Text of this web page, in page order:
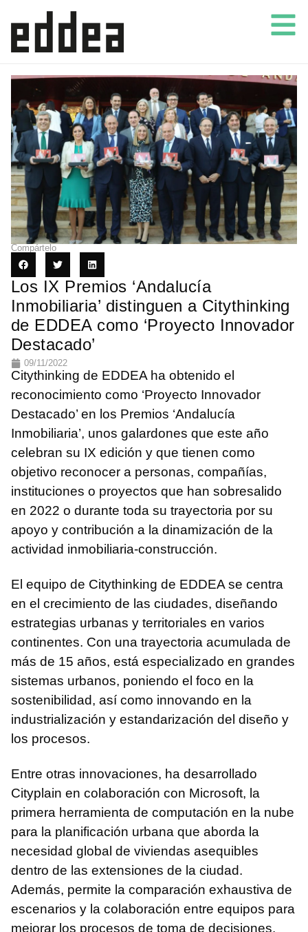
Compártelo
Los IX Premios ‘Andalucía
Inmobiliaria’ distinguen a Citythinking
de EDDEA como ‘Proyecto Innovador
Destacado’
09/11/2022
Citythinking de EDDEA ha obtenido el
reconocimiento como ‘Proyecto Innovador
Destacado’ en los Premios ‘Andalucía
Inmobiliaria’, unos galardones que este año
celebran su IX edición y que tienen como
objetivo reconocer a personas, compañías,
instituciones o proyectos que han sobresalido
en 2022 o durante toda su trayectoria por su
apoyo y contribución a la dinamización de la
actividad inmobiliaria-construcción.
El equipo de Citythinking de EDDEA se centra
en el crecimiento de las ciudades, diseñando
estrategias urbanas y territoriales en varios
continentes. Con una trayectoria acumulada de
más de 15 años, está especializado en grandes
sistemas urbanos, poniendo el foco en la
sostenibilidad, así como innovando en la
industrialización y estandarización del diseño y
los procesos.
Entre otras innovaciones, ha desarrollado
Cityplain en colaboración con Microsoft, la
primera herramienta de computación en la nube
para la planificación urbana que aborda la
necesidad global de viviendas asequibles
dentro de las extensiones de la ciudad.
Además, permite la comparación exhaustiva de
escenarios y la colaboración entre equipos para
mejorar los procesos de toma de decisiones.